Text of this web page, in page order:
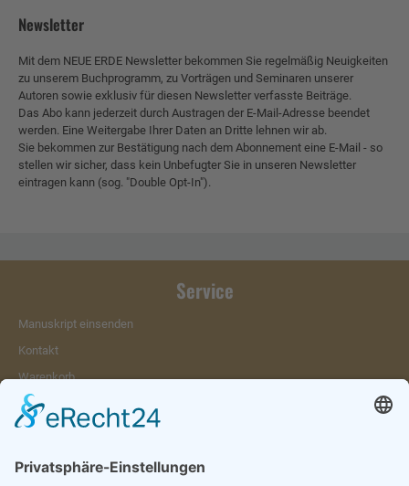
Newsletter
Mit dem NEUE ERDE Newsletter bekommen Sie regelmäßig Neuigkeiten
zu unserem Buchprogramm, zu Vorträgen und Seminaren unserer
Autoren sowie exklusiv für diesen Newsletter verfasste Beiträge.
Das Abo kann jederzeit durch Austragen der E-Mail-Adresse beendet
werden. Eine Weitergabe Ihrer Daten an Dritte lehnen wir ab.
Sie bekommen zur Bestätigung nach dem Abonnement eine E-Mail - so
stellen wir sicher, dass kein Unbefugter Sie in unseren Newsletter
eintragen kann (sog. "Double Opt-In").
Service
Manuskript einsenden
Kontakt
Warenkorb
Konto
Merkzettel